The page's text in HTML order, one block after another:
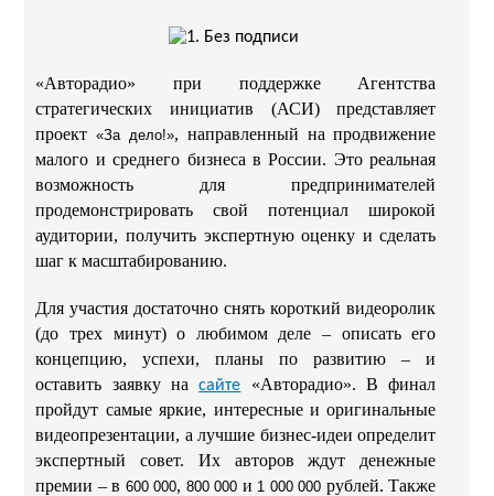
«Авторадио» при поддержке Агентства
стратегических инициатив (АСИ) представляет
проект«За дело!», направленный на продвижение
малого и среднего бизнеса в России. Это реальная
возможность для предпринимателей
продемонстрировать свой потенциал широкой
аудитории, получить экспертную оценку и сделать
шаг к масштабированию.
Для участия достаточно снять короткий видеоролик
(до трех минут) о любимом деле – описать его
концепцию, успехи, планы по развитию – и
оставить заявку насайте «Авторадио». В финал
пройдут самые яркие, интересные и оригинальные
видеопрезентации, а лучшие бизнес-идеи определит
экспертный совет. Их авторов ждут денежные
премии – в 600 000, 800 000 и 1 000 000 рублей. Также